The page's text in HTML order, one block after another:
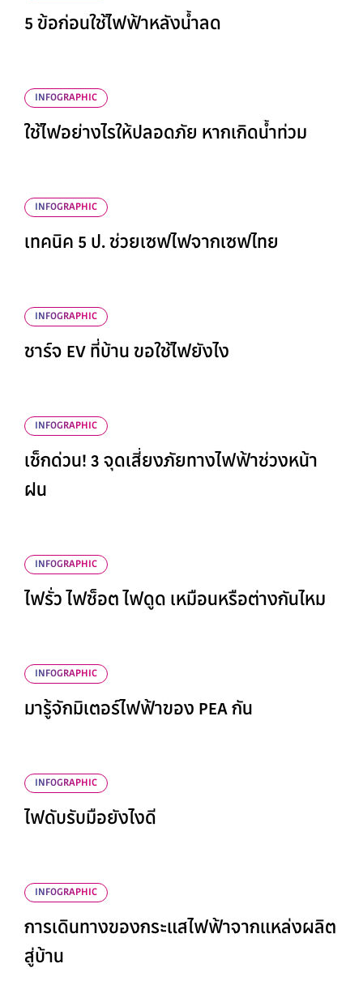
5 ข้อก่อนใช้ไฟฟ้าหลังน้ำลด
INFOGRAPHIC
ใช้ไฟอย่างไรให้ปลอดภัย หากเกิดน้ำท่วม
INFOGRAPHIC
เทคนิค 5 ป. ช่วยเซฟไฟจากเซฟไทย
INFOGRAPHIC
ชาร์จ EV ที่บ้าน ขอใช้ไฟยังไง
INFOGRAPHIC
เช็กด่วน! 3 จุดเสี่ยงภัยทางไฟฟ้าช่วงหน้า
ฝน
INFOGRAPHIC
ไฟรั่ว ไฟช็อต ไฟดูด เหมือนหรือต่างกันไหม
INFOGRAPHIC
มารู้จักมิเตอร์ไฟฟ้าของ PEA กัน
INFOGRAPHIC
ไฟดับรับมือยังไงดี
INFOGRAPHIC
การเดินทางของกระแสไฟฟ้าจากแหล่งผลิต
สู่บ้าน